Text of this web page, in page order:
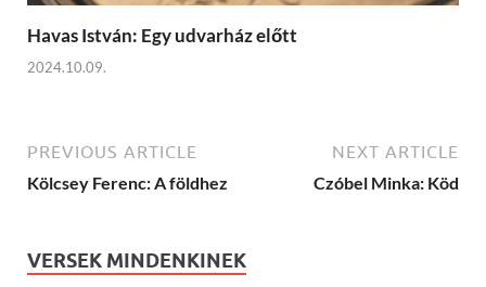
Havas István: Egy udvarház előtt
2024.10.09.
PREVIOUS ARTICLE
Kölcsey Ferenc: A földhez
NEXT ARTICLE
Czóbel Minka: Köd
VERSEK MINDENKINEK